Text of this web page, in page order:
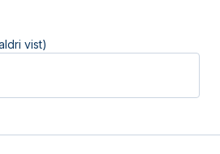
vist)